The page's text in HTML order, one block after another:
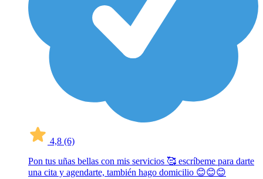
4,8 (6)
Pon tus uñas bellas con mis servicios 🥰 escríbeme para darte
una cita y agendarte, también hago domicilio 😊😊😊